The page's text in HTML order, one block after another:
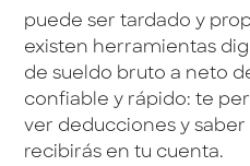
puede ser tardado y
existen herramientas
de sueldo bruto a neto
confiable y rápido: te
ver deducciones y
recibirás en tu cuenta.